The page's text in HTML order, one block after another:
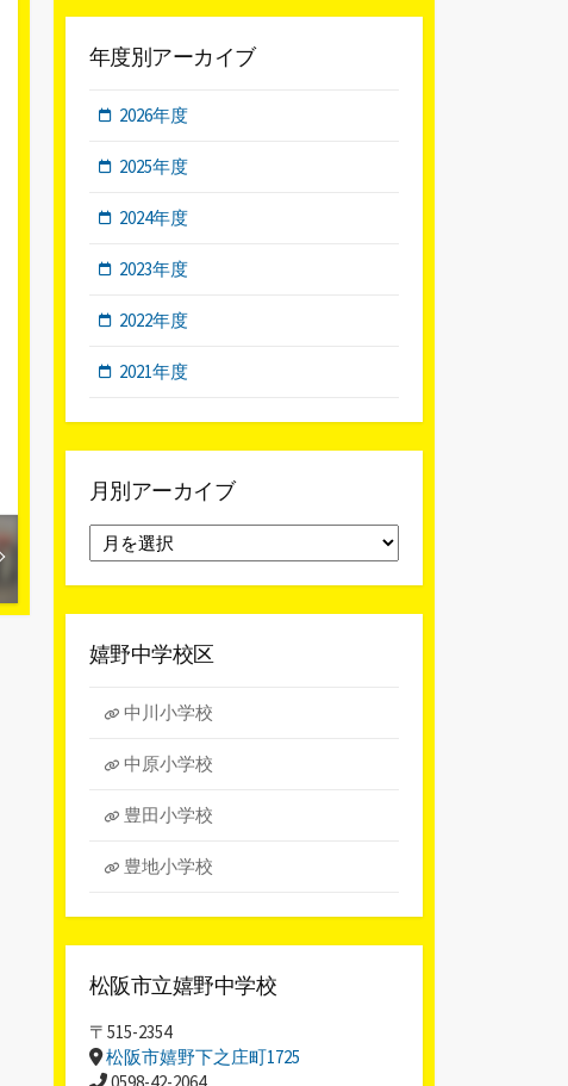
年度別アーカイブ
2026年度
2025年度
2024年度
2023年度
2022年度
2021年度
月別アーカイブ
別
ア
ー
イ
嬉野中学校区
中川小学校
中原小学校
豊田小学校
豊地小学校
松阪市立嬉野中学校
〒515-2354
松阪市嬉野下之庄町1725
0598-42-2064